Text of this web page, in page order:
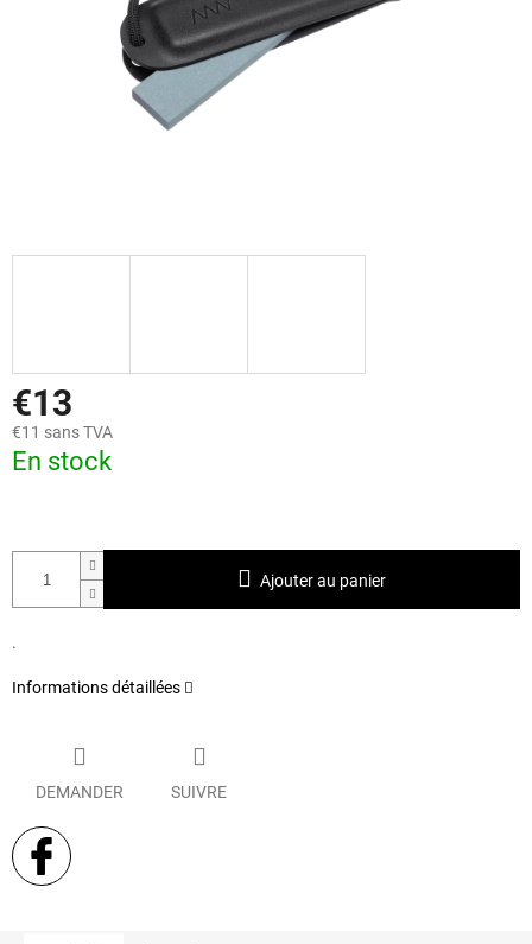
€13
€11 sans TVA
En stock
Ajouter au panier
.
Informations détaillées
DEMANDER SUIVRE